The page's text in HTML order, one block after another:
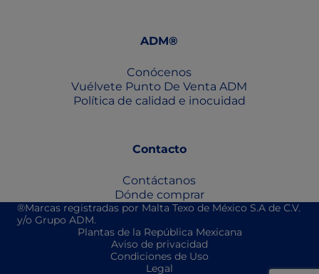
ADM®
Conócenos
Vuélvete Punto De Venta ADM
Política de calidad e inocuidad
Contacto
Contáctanos
Dónde comprar
®Marcas registradas por Malta Texo de México S.A de C.V.
y/o Grupo ADM.
Plantas de la República Mexicana
Aviso de privacidad
Condiciones de Uso
Legal